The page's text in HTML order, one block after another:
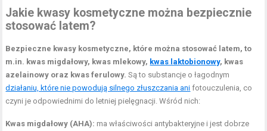
Jakie kwasy kosmetyczne można bezpiecznie
stosować latem?
Bezpieczne kwasy kosmetyczne, które można stosować latem, to
m.in. kwas migdałowy, kwas mlekowy, kwas laktobionowy, kwas
azelainowy oraz kwas ferulowy. Są to substancje o łagodnym
działaniu, które nie powodują silnego złuszczania ani fotouczulenia, co
czyni je odpowiednimi do letniej pielęgnacji. Wśród nich:
Kwas migdałowy (AHA): ma właściwości antybakteryjne i jest dobrze